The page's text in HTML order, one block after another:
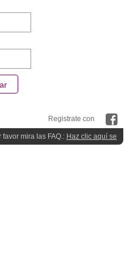
Registrate con
mira las FAQ.: Haz clic aquí se